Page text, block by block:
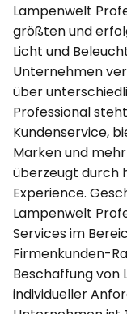
Lampenwelt
größten und
Licht und
Unternehmen
über
Professional
Kundenservice,
Marken und
überzeugt durch
Experience.
Lampenwelt
Services im
Firmenkunden-
Beschaffung von
individueller